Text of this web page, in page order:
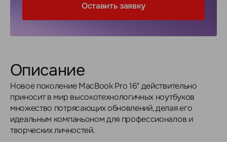
Оставить заявку
Описание
Новое поколение MacBook Pro 16" действительно
приносит в мир высокотехнологичных ноутбуков
множество потрясающих обновлений, делая его
идеальным компаньоном для профессионалов и
творческих личностей.